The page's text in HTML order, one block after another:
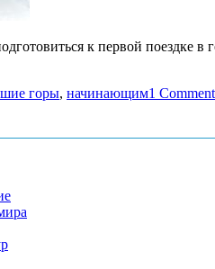
к первой поездке
горы, начинающим1 Comment